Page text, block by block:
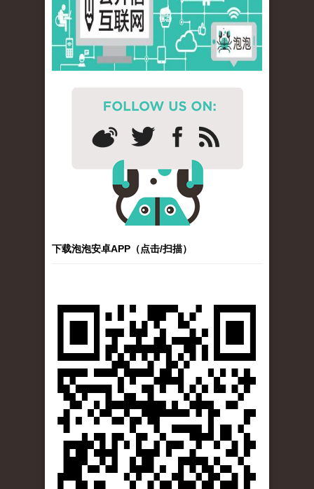
下载泡泡安卓APP（点击/扫描）